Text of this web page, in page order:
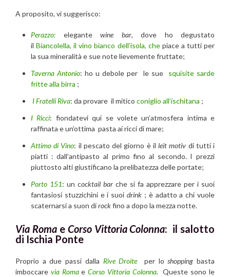
A proposito, vi suggerisco:
Perazzo: elegante wine bar, dove ho degustato
ilBiancolella, il vino bianco dell’isola, chepiace a tutti per
la sua mineralità e sue note lievemente fruttate;
Taverna Antonio: ho u debole per le sue squisite sarde
fritte alla birra ;
I Fratelli Riva: da provare il mitico coniglio all’ischitana ;
I Ricci: fiondatevi qui se volete un’atmosfera intima e
raffinata e un’ottima pasta ai ricci di mare;
Attimo di Vino: il pescato del giorno è illeit motiv di tutti i
piatti : dall’antipasto al primo fino al secondo. I prezzi
piuttosto alti giustificano la prelibatezza delle portate;
Porto 151: un cocktail bar che si fa apprezzare per i suoi
fantasiosi stuzzichini e i suoidrink ; è adatto a chi vuole
scaternarsi a suon dirockfino a dopo la mezza notte.
Via Romae Corso Vittoria Colonna: il salotto
di Ischia Ponte
Proprio a due passi dalla Rive Droite per loshoppingbasta
imboccare via Roma eCorso Vittoria Colonna. Queste sono le